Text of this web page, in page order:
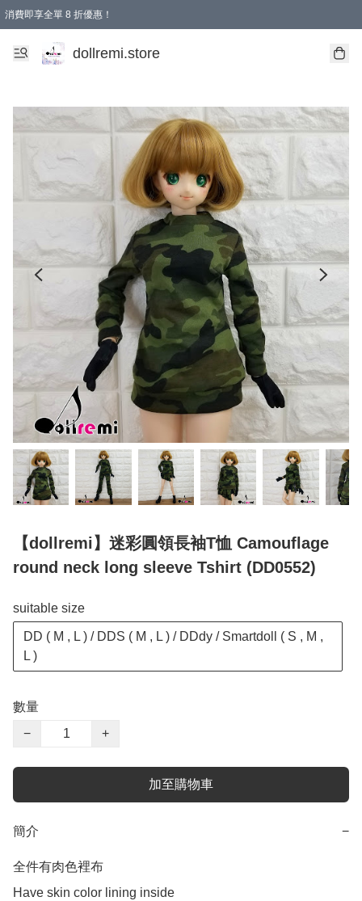
消費即享全單 8 折優惠！
購物滿 HKD 1500.00即享免運費優惠！（適用於 本地送貨、本地取貨、國際送貨 )
dollremi.store
【dollremi】迷彩圓領長袖T恤 Camouflage
round neck long sleeve Tshirt (DD0552)
suitable size
DD ( M , L ) / DDS ( M , L ) / DDdy / Smartdoll ( S , M ,
L )
數量
−
+
加至購物車
簡介 −
全件有肉色裡布
Have skin color lining inside